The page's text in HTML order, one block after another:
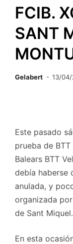
FCIB.
SANT
Gelabert 13/
Este pasado
prueba de
Balears BTT
debía haberse
anulada, y
organizada
de Sant Miquel.
En esta